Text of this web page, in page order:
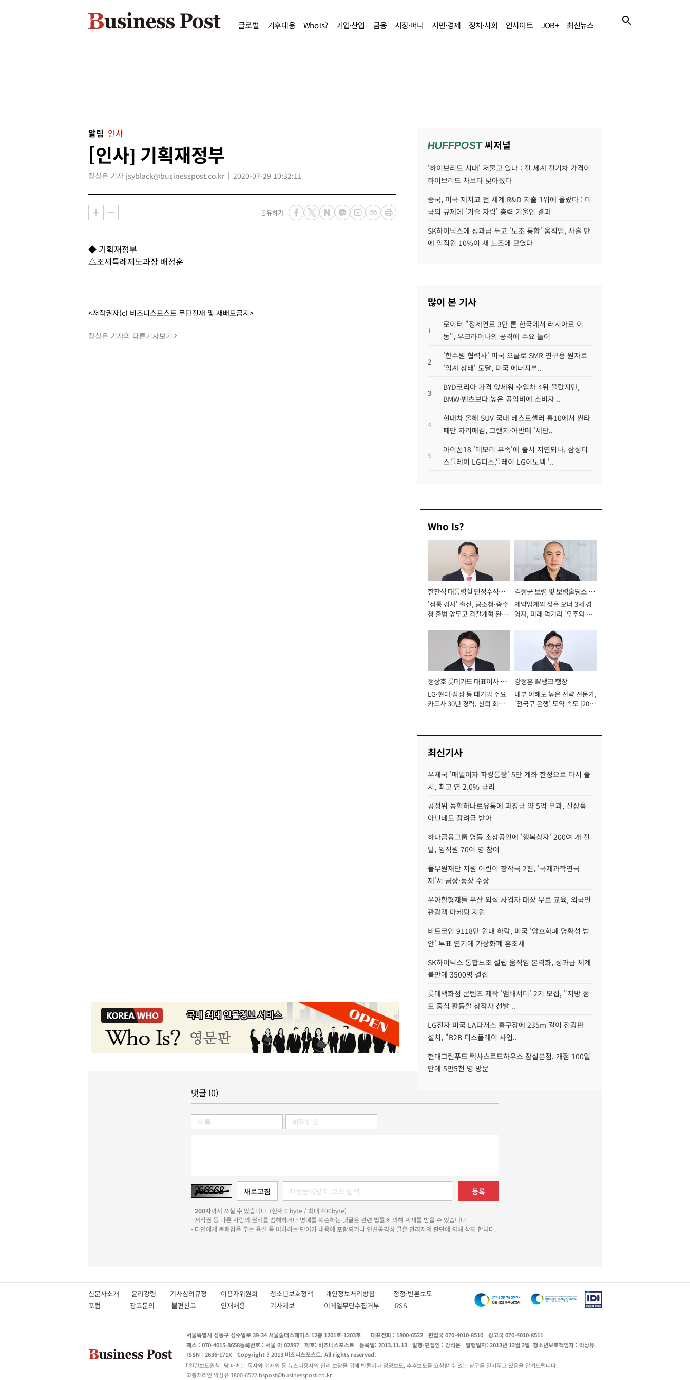
글로벌 기후대응 Who Is? 기업·산업 금융 시장·머니 시민·경제 정치·사회 인사이트 JOB+ 최신뉴스
알림 인사
[인사] 기획재정부
장상유 기자 jsyblack@businesspost.co.kr 2020-07-29 10:32:11
공유하기
◆ 기획재정부
△조세특례제도과장 배정훈
<저작권자(c) 비즈니스포스트 무단전재 및 재배포금지>
장상유 기자의 다른기사보기
HUFFPOST씨저널
'하이브리드 시대' 저물고 있나 : 전 세계 전기차 가격이
하이브리드 차보다 낮아졌다
중국, 미국 제치고 전 세계 R&D 지출 1위에 올랐다 : 미
국의 규제에 '기술 자립' 총력 기울인 결과
SK하이닉스에 성과급 두고 '노조 통합' 움직임, 사흘 만
에 임직원 10%이 새 노조에 모였다
많이 본 기사
1
로이터 "정제연료 3만 톤 한국에서 러시아로 이
동", 우크라이나의 공격에 수요 늘어
2
'한수원 협력사' 미국 오클로 SMR 연구용 원자로
'임계 상태' 도달, 미국 에너지부..
3
BYD코리아 가격 앞세워 수입차 4위 올랐지만,
BMW·벤츠보다 높은 공임비에 소비자 ..
4
현대차 올해 SUV 국내 베스트셀러 톱10에서 싼타
페만 자리매김, 그랜저·아반떼 '세단..
5
아이폰18 '메모리 부족'에 출시 지연되나, 삼성디
스플레이 LG디스플레이 LG이노텍 '..
Who Is?
한찬식 대통령실 민정수석비
서관
'정통 검사' 출신, 공소청·중수
청 출범 앞두고 검찰개혁 완수
김정균 보령 및 보령홀딩스 대
표이사 사장
제약업계의 젊은 오너 3세 경
영자, 미래 먹거리 '우주와 헬
정상호 롯데카드 대표이사 사
장
LG·현대·삼성 등 대기업 주요
카드사 30년 경력, 신뢰 회복
강정훈 iM뱅크 행장
내부 이해도 높은 전략 전문가,
'전국구 은행' 도약 속도 [2026
최신기사
우체국 '매일이자 파킹통장' 5만 계좌 한정으로 다시 출
시, 최고 연 2.0% 금리
공정위 농협하나로유통에 과징금 약 5억 부과, 신상품
아닌데도 장려금 받아
하나금융그룹 명동 소상공인에 '행복상자' 200여 개 전
달, 임직원 70여 명 참여
풀무원재단 지원 어린이 창작극 2편, '국제과학연극
제'서 금상·동상 수상
우아한형제들 부산 외식 사업자 대상 무료 교육, 외국인
관광객 마케팅 지원
비트코인 9118만 원대 하락, 미국 '암호화폐 명확성 법
안' 투표 연기에 가상화폐 혼조세
SK하이닉스 통합노조 설립 움직임 본격화, 성과급 체계
불만에 3500명 결집
롯데백화점 콘텐츠 제작 '앰배서더' 2기 모집, "지방 점
포 중심 활동할 창작자 선발 ..
LG전자 미국 LA다저스 홈구장에 235m 길이 전광판
설치, "B2B 디스플레이 사업..
현대그린푸드 텍사스로드하우스 잠실본점, 개점 100일
만에 5만5천 명 방문
댓글 (0)
등록
-200자까지 쓰실 수 있습니다. (현재 0 byte / 최대 400byte)
- 저작권 등 다른 사람의 권리를 침해하거나 명예를 훼손하는 댓글은 관련 법률에 의해 제재를 받을 수 있습니다.
- 타인에게 불쾌감을 주는 욕설 등 비하하는 단어가 내용에 포함되거나 인신공격성 글은 관리자의 판단에 의해 삭제 합니다.
신문사소개 윤리강령 기사심의규정 이용자위원회 청소년보호정책 개인정보처리방침 정정·반론보도
포럼
광고문의 불편신고 인재채용 기사제보 이메일무단수집거부 RSS
서울특별시 성동구 성수일로 39-34 서울숲더스페이스 12층 1201호-1203호 대표전화 : 1800-6522 편집국 070-4010-8510
광고국 070-4010-8511
팩스 : 070-4015-8658등록번호 : 서울 아 02897 제호: 비즈니스포스트 등록일: 2013.11.13 발행·편집인 : 강석운 발행일자: 2013년 12월 2일 청소년보호책임자 : 박상유
ISSN : 2636-171X
Copyright ? 2013 비즈니스포스트. All rights reserved.
열린보도원칙
당 매체는 독자와 취재원 등 뉴스이용자의 권리 보장을 위해 반론이나 정정보도, 추후보도를 요청할 수 있는 창구를 열어두고 있음을 알려드립니다.
고충처리인 박상유 1800-6522 bspost@businesspost.co.kr